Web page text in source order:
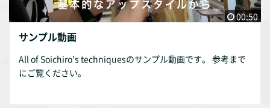
00:50
サンプル動画
All of Soichiro's techniquesのサンプル動画です。 参考まで
にご覧ください。